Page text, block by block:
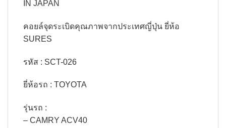
IN JAPAN
คอยล์จุดระเบิดคุณภาพจากประเทศญี่ปุ่น ยี่ห้อ
SURES
รหัส : SCT-026
ยี่ห้อรถ : TOYOTA
รุ่นรถ :
– CAMRY ACV40